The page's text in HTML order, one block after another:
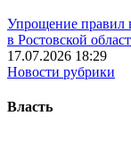
Упрощение правил
в Ростовской
17.07.2026 18:29
Новости рубрики
Власть